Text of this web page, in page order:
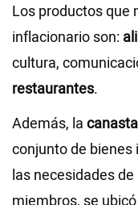
Los productos que
inflacionario son:
cultura,
restaurantes.
Además, la
conjunto de
las necesidades